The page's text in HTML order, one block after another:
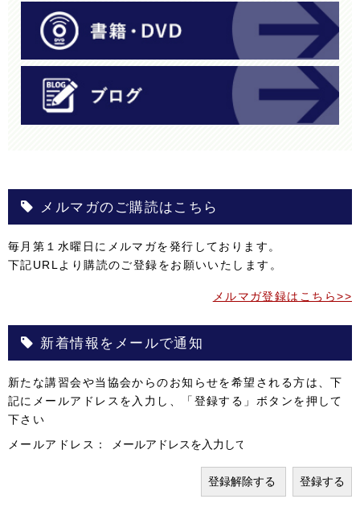
メルマガのご購読はこちら
毎月第１水曜日にメルマガを発行しております。
下記URLより購読のご登録をお願いいたします。
メルマガ登録はこちら>>
新着情報をメールで通知
新たな講習会や当協会からのお知らせを希望される方は、下
記にメールアドレスを入力し、「登録する」ボタンを押して
下さい
メールアドレス：